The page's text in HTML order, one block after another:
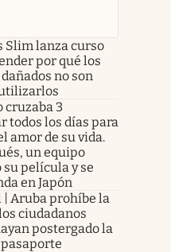
Slim lanza curso
por qué los
no son
cruzaba 3
todos los días para
amor de su vida.
un equipo
película y se
en Japón
| Aruba prohíbe la
ciudadanos
postergado la